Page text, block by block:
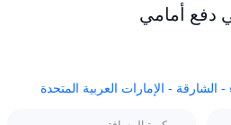
دفع أمامي